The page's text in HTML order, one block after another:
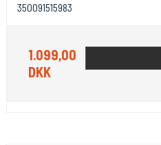
350091515983
1.099,00
DKK